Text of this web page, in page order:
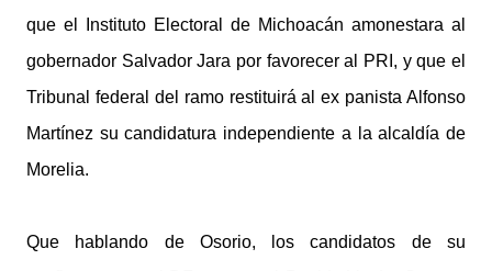
que el Instituto Electoral de Michoacán amonestara al
gobernador Salvador Jara por favorecer al PRI, y que el
Tribunal federal del ramo restituirá al ex panista Alfonso
Martínez su candidatura independiente a la alcaldía de
Morelia.
Que hablando de Osorio, los candidatos de su